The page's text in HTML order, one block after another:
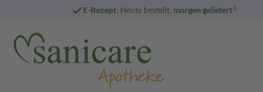
E-Rezept: Heute bestellt, morgen geliefert3